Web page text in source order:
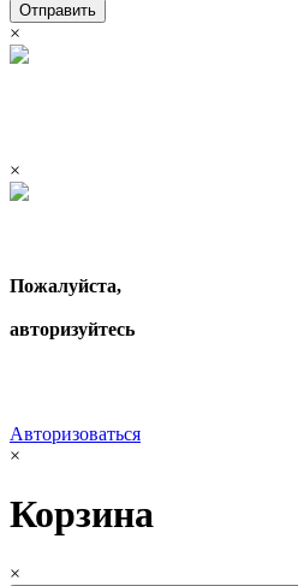
Отправить
×
×
Пожалуйста,
авторизуйтесь
Авторизоваться
×
Корзина
×